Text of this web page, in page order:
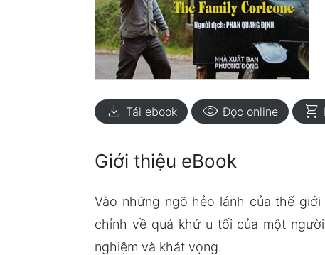
download Tải ebook visibility Đọc online shopping_cart
Giới thiệu eBook
Vào những ngõ hẻo lánh của thế
chỉnh về quá khứ u tối của một
nghiệm và khát vọng.